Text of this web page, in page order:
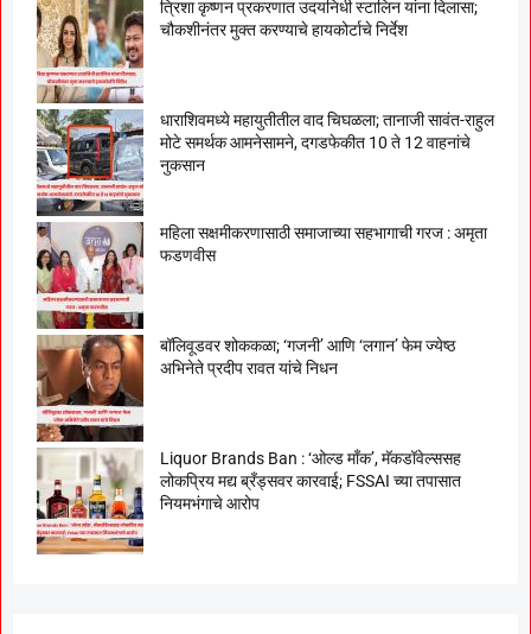
त्रिशा कृष्णन प्रकरणात उदयनिधी स्टालिन यांना दिलासा;
चौकशीनंतर मुक्त करण्याचे हायकोर्टाचे निर्देश
धाराशिवमध्ये महायुतीतील वाद चिघळला; तानाजी सावंत-राहुल
मोटे समर्थक आमनेसामने, दगडफेकीत 10 ते 12 वाहनांचे
नुकसान
महिला सक्षमीकरणासाठी समाजाच्या सहभागाची गरज : अमृता
फडणवीस
बॉलिवूडवर शोककळा; ‘गजनी’ आणि ‘लगान’ फेम ज्येष्ठ
अभिनेते प्रदीप रावत यांचे निधन
Liquor Brands Ban : ‘ओल्ड मॉंक’, मॅकडॉवेल्ससह
लोकप्रिय मद्य ब्रँड्सवर कारवाई; FSSAI च्या तपासात
नियमभंगाचे आरोप